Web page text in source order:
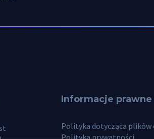
Informacje prawne
Polityka dotycząca plików
Polityka prywatności